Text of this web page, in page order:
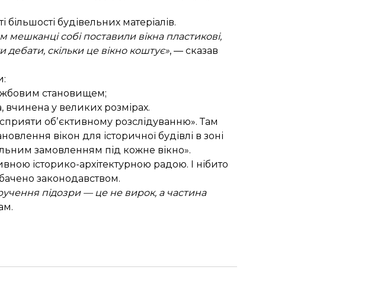
будівельних матеріалів.
собі поставили вікна пластикові,
дебати, скільки це вікно коштує», — сказав
становищем;
вчинена у великих розмірах.
обʼєктивному розслідуванню». Там
вікон для історичної будівлі в зоні
замовленням під кожне вікно».
історико-архітектурною радою. І нібито
законодавством.
підозри — це не вирок, а частина